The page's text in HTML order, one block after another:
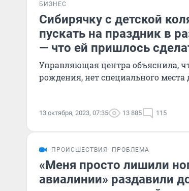
БИЗНЕС
Сибирячку с детской
пускать на праздник в
— что ей пришлось
Управляющая центра объяснила,
рождения, нет специального места
13 октября, 2023, 07:35 13 885 115
ПРОИСШЕСТВИЯ ПРОБЛЕМА
«Меня просто лишили
авиалинии» раздавили